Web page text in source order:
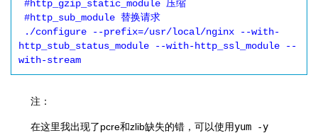
http_stub_status_module --with-http_ssl_module --
注：
在这里我出现了pcre和zlib缺失的错，可以使用yum -y